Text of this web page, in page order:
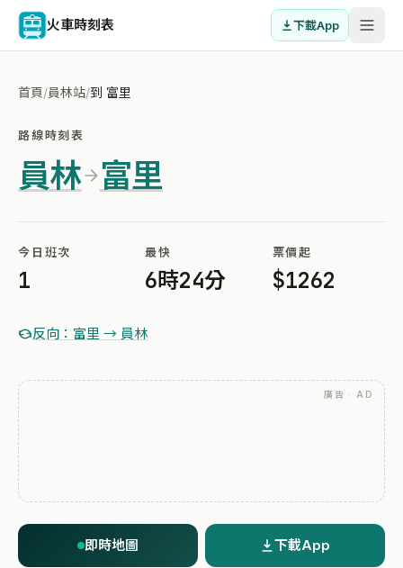
火車時刻表 下載App
首頁/員林站/到 富里
路線時刻表
員林 富里
今日班次
1
最快
6時24分
票價起
$1262
反向：富里 → 員林
廣告 · AD
即時地圖 下載App